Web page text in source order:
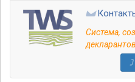
основному
содержанию
Система,
декларантов